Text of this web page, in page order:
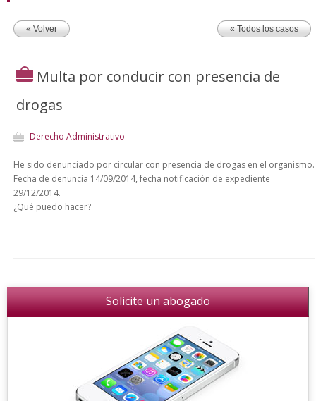
« Volver « Todos los casos
Multa por conducir con presencia de
drogas
Derecho Administrativo
He sido denunciado por circular con presencia de drogas en el organismo.
Fecha de denuncia 14/09/2014, fecha notificación de expediente
29/12/2014.
¿Qué puedo hacer?
Solicite un abogado